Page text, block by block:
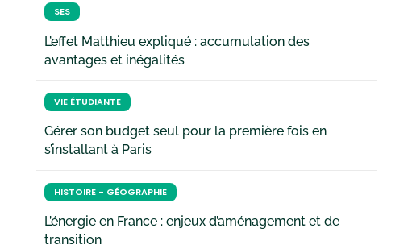
SES
L’effet Matthieu expliqué : accumulation des
avantages et inégalités
VIE ÉTUDIANTE
Gérer son budget seul pour la première fois en
s’installant à Paris
HISTOIRE - GÉOGRAPHIE
L’énergie en France : enjeux d’aménagement et de
transition